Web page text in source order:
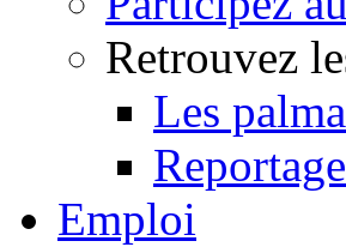
Retrouvez
Les
Emploi